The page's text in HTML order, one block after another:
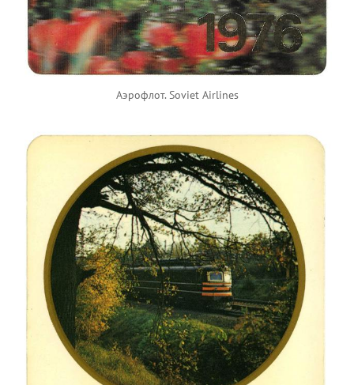
Аэрофлот. Soviet Airlines